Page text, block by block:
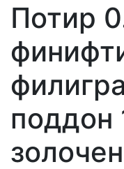
Потир
поддон